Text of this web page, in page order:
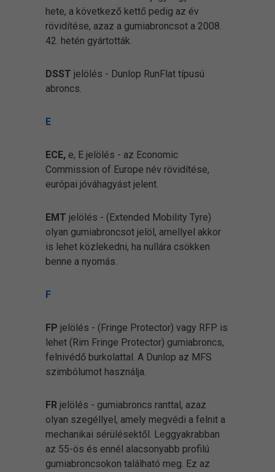
hete, a következő kettő pedig az év
rövidítése, azaz a gumiabroncsot a 2008.
42. hetén gyártották.
DSST jelölés - Dunlop RunFlat típusú
abroncs.
E
ECE, e, E jelölés - az Economic
Commission of Europe név rövidítése,
európai jóváhagyást jelent.
EMT jelölés - (Extended Mobility Tyre)
olyan gumiabroncsot jelöl, amellyel akkor
is lehet közlekedni, ha nullára csökken
benne a nyomás.
F
FP jelölés - (Fringe Protector) vagy RFP is
lehet (Rim Fringe Protector) gumiabroncs,
felnivédő burkolattal. A Dunlop az MFS
szimbólumot használja.
FR jelölés - gumiabroncs ranttal, azaz
olyan szegéllyel, amely megvédi a felnit a
mechanikai sérülésektől. Leggyakrabban
az 55-ös és ennél alacsonyabb profilú
gumiabroncsokon található meg. Ez az